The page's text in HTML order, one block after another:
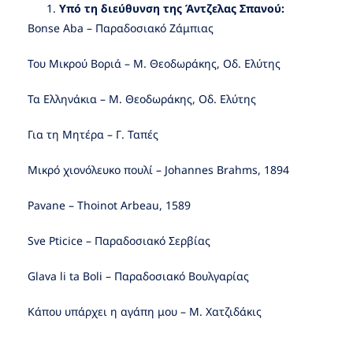
Υπό τη διεύθυνση της Άντζελας Σπανού:
Bonse Aba – Παραδοσιακό Ζάμπιας
Του Μικρού Βοριά – Μ. Θεοδωράκης, Οδ. Ελύτης
Τα Ελληνάκια – Μ. Θεοδωράκης, Οδ. Ελύτης
Για τη Μητέρα – Γ. Ταπές
Μικρό χιονόλευκο πουλί – Johannes Brahms, 1894
Pavane – Thoinot Arbeau, 1589
Sve Pticice – Παραδοσιακό Σερβίας
Glava li ta Boli – Παραδοσιακό Βουλγαρίας
Κάπου υπάρχει η αγάπη μου – Μ. Χατζιδάκις